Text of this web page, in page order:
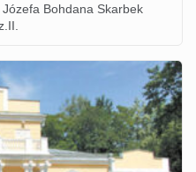
Bohdana Skarbek